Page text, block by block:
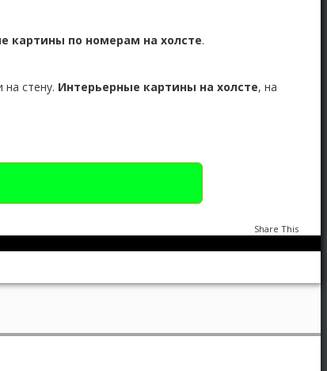
картины по номерам на холсте.
стену. Интерьерные картины на холсте, на
Share This